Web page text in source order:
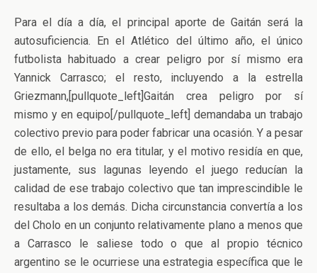
Para el día a día, el principal aporte de Gaitán será la
autosuficiencia. En el Atlético del último año, el único
futbolista habituado a crear peligro por sí mismo era
Yannick Carrasco; el resto, incluyendo a la estrella
Griezmann,[pullquote_left]Gaitán crea peligro por sí
mismo y en equipo[/pullquote_left] demandaba un trabajo
colectivo previo para poder fabricar una ocasión. Y a pesar
de ello, el belga no era titular, y el motivo residía en que,
justamente, sus lagunas leyendo el juego reducían la
calidad de ese trabajo colectivo que tan imprescindible le
resultaba a los demás. Dicha circunstancia convertía a los
del Cholo en un conjunto relativamente plano a menos que
a Carrasco le saliese todo o que al propio técnico
argentino se le ocurriese una estrategia específica que le